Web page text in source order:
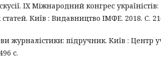
IX Міжнародний конгрес україністів:
Київ : Видавництво ІМФЕ. 2018. С.
журналістики: підручник. Київ : Центр
с.